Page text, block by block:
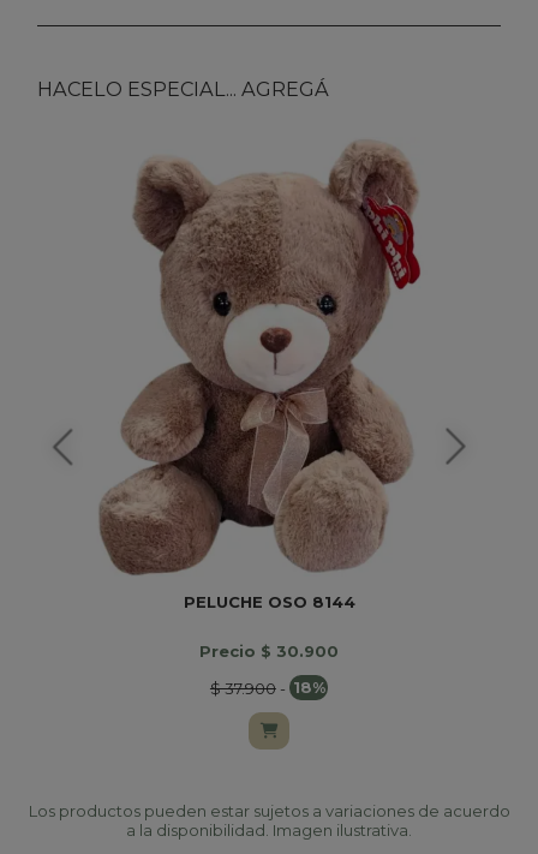
HACELO ESPECIAL... AGREGÁ
PELUCHE OSO 8144
Precio $ 30.900
$ 37.900- 18%
Los productos pueden estar sujetos a variaciones de acuerdo
a la disponibilidad. Imagen ilustrativa.